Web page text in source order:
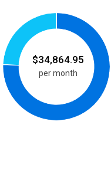
$34,864.95
per month